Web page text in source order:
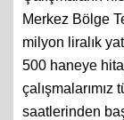
Merkez Bölge
milyon liralık
500 haneye
çalışmalarımız
saatlerinden